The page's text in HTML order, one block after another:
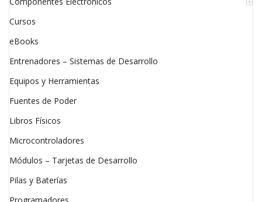
Cursos
eBooks
Entrenadores – Sistemas de Desarrollo
Equipos y Herramientas
Fuentes de Poder
Libros Físicos
Microcontroladores
Módulos – Tarjetas de Desarrollo
Pilas y Baterías